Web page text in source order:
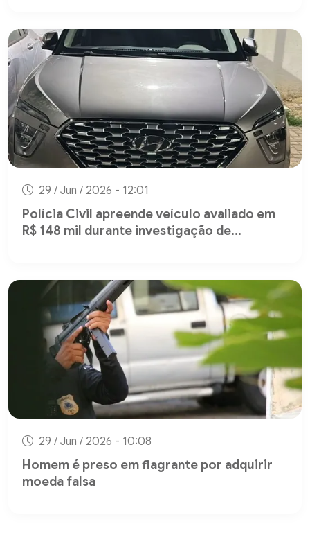
29 / Jun / 2026 - 12:01
Polícia Civil apreende veículo avaliado em
R$ 148 mil durante investigação de...
29 / Jun / 2026 - 10:08
Homem é preso em flagrante por adquirir
moeda falsa